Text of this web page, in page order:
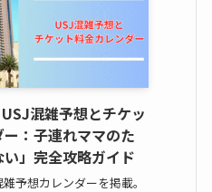
USJ混雑予想とチケッ
ー：子連れママのた
」完全攻略ガイド
予想カレンダーを掲載。